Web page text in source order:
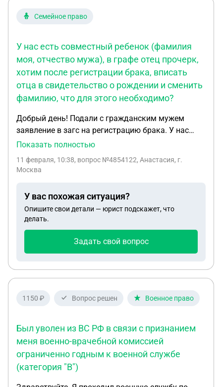
Семейное право
У нас есть совместный ребенок (фамилия
моя, отчество мужа), в графе отец прочерк,
хотим после регистрации брака, вписать
отца в свидетельство о рождении и сменить
фамилию, что для этого необходимо?
Добрый день! Подали с гражданским мужем
заявление в загс на регистрацию брака. У нас
есть совместный ребенок (фамилия моя, отчество
регистрации брака, вписать отца в свидетельство
Показать полностью
11 февраля, 10:38, вопрос №4854122, Анастасия, г.
Москва
У вас похожая ситуация?
Опишите свои детали — юрист подскажет, что
делать.
Задать свой вопрос
1150 ₽ Вопрос решен Военное право
Был уволен из ВС РФ в связи с признанием
меня военно-врачебной комиссией
ограниченно годным к военной службе
(категория "В")